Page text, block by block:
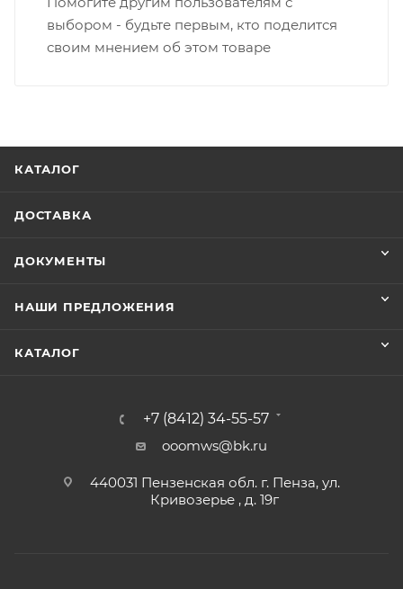
выбором - будьте первым, кто поделится
своим мнением об этом товаре
КАТАЛОГ
ДОСТАВКА
ДОКУМЕНТЫ
НАШИ ПРЕДЛОЖЕНИЯ
КАТАЛОГ
+7 (8412) 34-55-57
ooomws@bk.ru
440031 Пензенская обл. г. Пенза, ул.
Кривозерье , д. 19г